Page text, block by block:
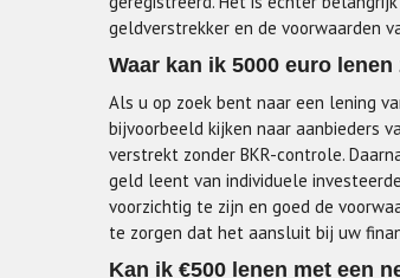
geldverstrekker en de voorwaarden
Waar kan ik 5000 euro
Als u op zoek bent naar een lening
bijvoorbeeld kijken naar aanbieders
verstrekt zonder BKR-controle.
geld leent van individuele
voorzichtig te zijn en goed de
te zorgen dat het aansluit bij uw
Kan ik €500 lenen met een